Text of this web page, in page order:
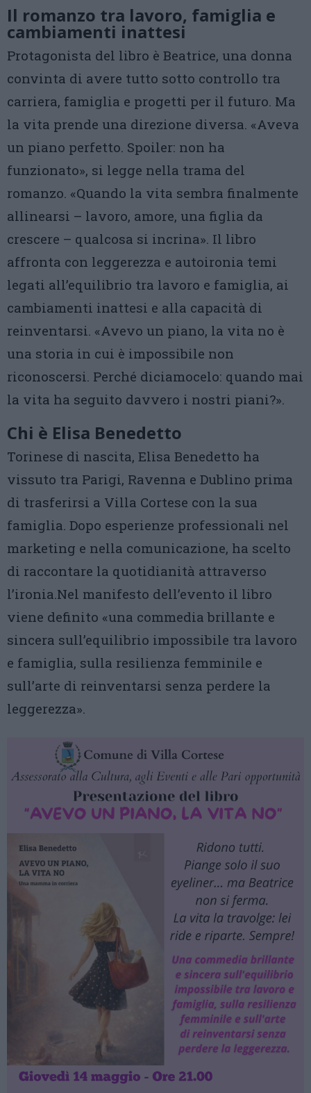
Il romanzo tra lavoro, famiglia e
cambiamenti inattesi
Protagonista del libro è Beatrice, una donna
convinta di avere tutto sotto controllo tra
carriera, famiglia e progetti per il futuro. Ma
la vita prende una direzione diversa. «Aveva
un piano perfetto. Spoiler: non ha
funzionato», si legge nella trama del
romanzo. «Quando la vita sembra finalmente
allinearsi – lavoro, amore, una figlia da
crescere – qualcosa si incrina». Il libro
affronta con leggerezza e autoironia temi
legati all’equilibrio tra lavoro e famiglia, ai
cambiamenti inattesi e alla capacità di
reinventarsi. «Avevo un piano, la vita no è
una storia in cui è impossibile non
riconoscersi. Perché diciamocelo: quando mai
la vita ha seguito davvero i nostri piani?».
Chi è Elisa Benedetto
Torinese di nascita, Elisa Benedetto ha
vissuto tra Parigi, Ravenna e Dublino prima
di trasferirsi a Villa Cortese con la sua
famiglia. Dopo esperienze professionali nel
marketing e nella comunicazione, ha scelto
di raccontare la quotidianità attraverso
l’ironia.Nel manifesto dell’evento il libro
viene definito «una commedia brillante e
sincera sull’equilibrio impossibile tra lavoro
e famiglia, sulla resilienza femminile e
sull’arte di reinventarsi senza perdere la
leggerezza».